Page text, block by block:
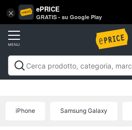
× ePRICE
GRATIS - su Google Play
Accedi
Registrati
Offerte
Vai
al
Telefonia
Smartphone
Samsung
iPhone Samsung Galaxy